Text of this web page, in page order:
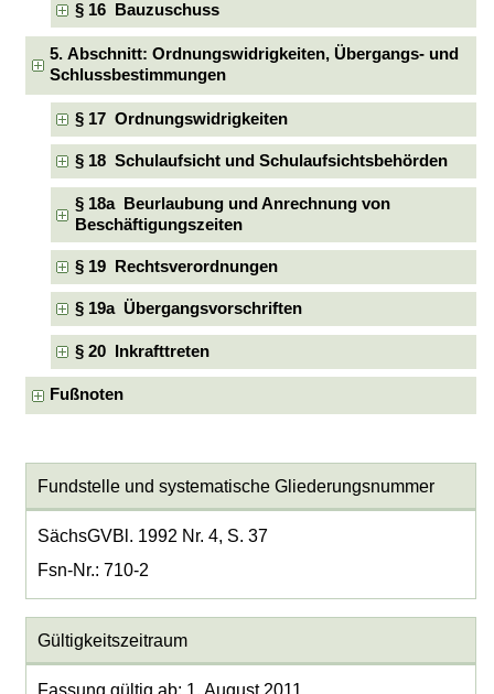
§ 16 Bauzuschuss
5. Abschnitt: Ordnungswidrigkeiten, Übergangs- und
Schlussbestimmungen
§ 17 Ordnungswidrigkeiten
§ 18 Schulaufsicht und Schulaufsichtsbehörden
§ 18a Beurlaubung und Anrechnung von
Beschäftigungszeiten
§ 19 Rechtsverordnungen
§ 19a Übergangsvorschriften
§ 20 Inkrafttreten
Fußnoten
Fundstelle und systematische Gliederungsnummer
SächsGVBl. 1992 Nr. 4, S. 37
Fsn-Nr.: 710-2
Gültigkeitszeitraum
Fassung gültig ab: 1. August 2011